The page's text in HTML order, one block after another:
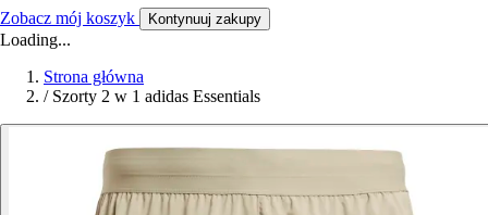
Zobacz mój koszyk Kontynuuj zakupy
Loading...
Strona główna
/ Szorty 2 w 1 adidas Essentials